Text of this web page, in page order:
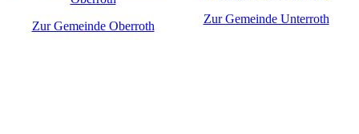
Zur Gemeinde Oberroth
Zur Gemeinde Unterroth